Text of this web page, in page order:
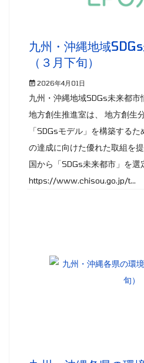
九州・沖縄地域
（３月下旬）
2026年4月01日
九州・沖縄地域SDGs未来都
地方創生推進室は、 地方創生
「SDGsモデル」を構築する
の達成に向けた優れた取組を
国から「SDGs未来都市」を選
https://www.chisou.go.jp/t...